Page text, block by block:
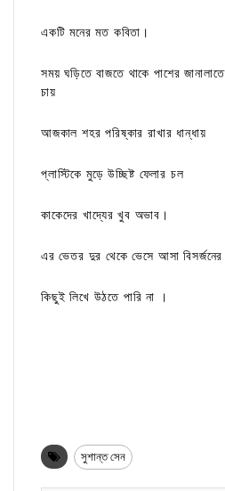
একটি মনের মত কবিতা।
সময় ঘড়িতে বাজতে থাকে পাশের
চায়
আজকাল শহর পরিষ্কার রাখার ধান্ধায়
প্লাস্টিকে মুড়ে উচ্ছিষ্ট ফেলার চল
কাকেদের খাদ্যের খুব অভাব।
এর ভেতর দুর থেকে ভেসে আসা বিসর্জনের
কিছুই লিখে উঠতে পারি না ।
সুশান্ত সেন